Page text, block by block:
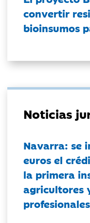
convertir
bioinsumos
Noticias
Navarra: se
euros el
la primera
agricultores
profesionales